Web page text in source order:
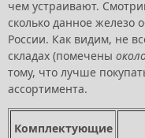
чем устраивают.
сколько данное железо
России. Как видим, не
складах (помечены около
тому, что лучше
ассортимента.
Комплектующие